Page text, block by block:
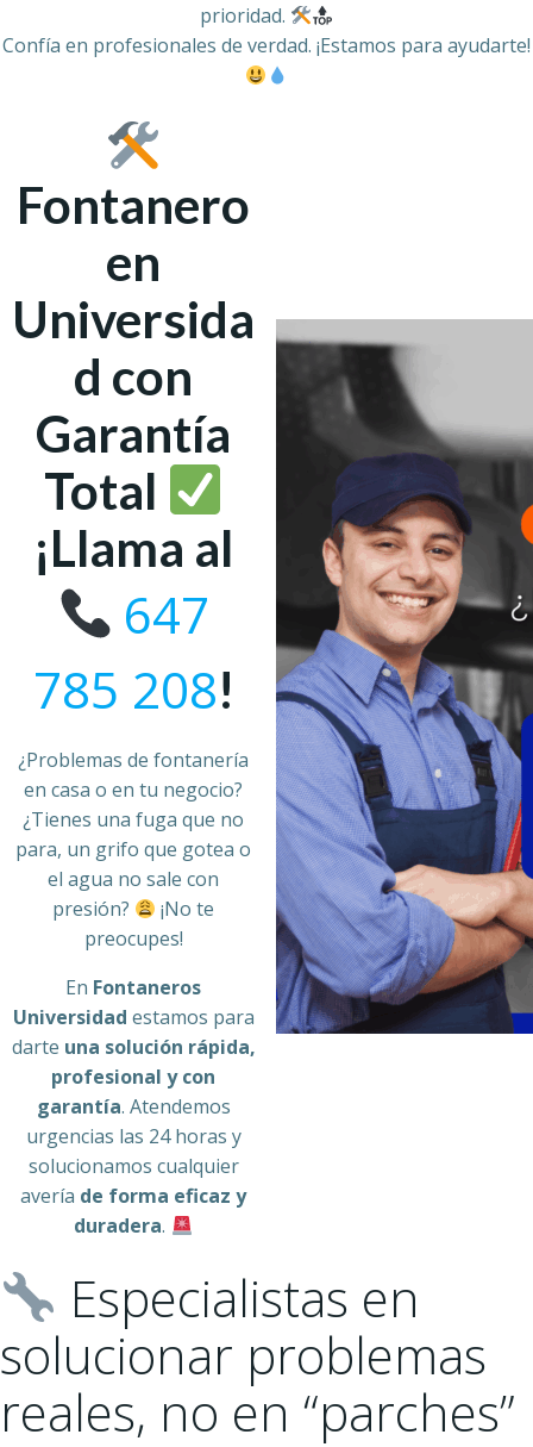
prioridad.
Confía en profesionales de verdad. ¡Estamos para ayudarte!
Fontanero
en
Universida
d con
Garantía
Total
¡Llama al
647
785 208!
¿Problemas de fontanería
en casa o en tu negocio?
¿Tienes una fuga que no
para, un grifo que gotea o
el agua no sale con
presión?
¡No te
preocupes!
En Fontaneros
Universidad estamos para
darte una solución rápida,
profesional y con
garantía. Atendemos
urgencias las 24 horas y
solucionamos cualquier
avería de forma eficaz y
duradera.
Especialistas en
solucionar problemas
reales, no en “parches”